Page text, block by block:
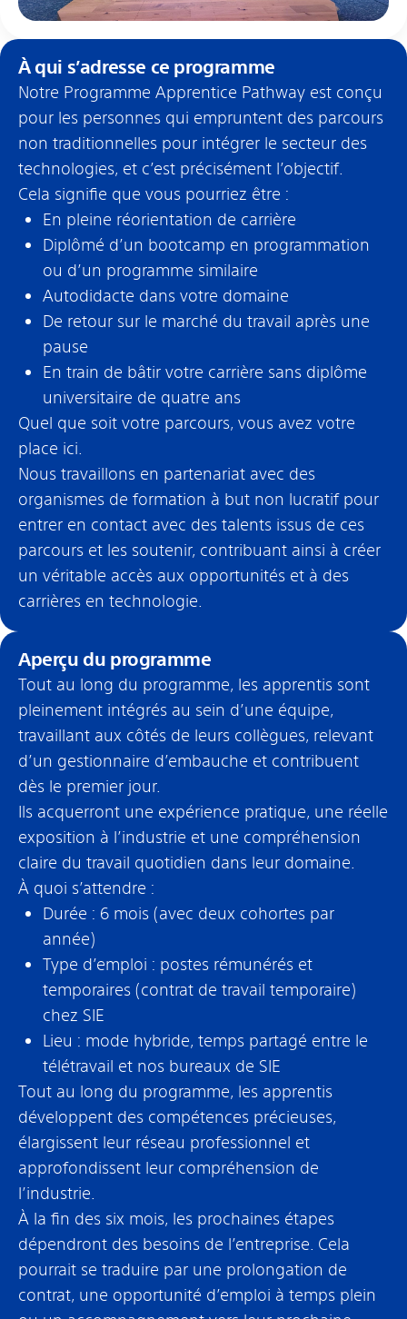
À qui s’adresse ce programme
Notre Programme Apprentice Pathway est conçu
pour les personnes qui empruntent des parcours
non traditionnelles pour intégrer le secteur des
technologies, et c’est précisément l’objectif.
Cela signifie que vous pourriez être :
En pleine réorientation de carrière
Diplômé d’un bootcamp en programmation
ou d’un programme similaire
Autodidacte dans votre domaine
De retour sur le marché du travail après une
pause
En train de bâtir votre carrière sans diplôme
universitaire de quatre ans
Quel que soit votre parcours, vous avez votre
place ici.
Nous travaillons en partenariat avec des
organismes de formation à but non lucratif pour
entrer en contact avec des talents issus de ces
parcours et les soutenir, contribuant ainsi à créer
un véritable accès aux opportunités et à des
carrières en technologie.
Aperçu du programme
Tout au long du programme, les apprentis sont
pleinement intégrés au sein d’une équipe,
travaillant aux côtés de leurs collègues, relevant
d’un gestionnaire d’embauche et contribuent
dès le premier jour.
Ils acquerront une expérience pratique, une réelle
exposition à l’industrie et une compréhension
claire du travail quotidien dans leur domaine.
À quoi s’attendre :
Durée : 6 mois (avec deux cohortes par
année)
Type d’emploi : postes rémunérés et
temporaires (contrat de travail temporaire)
chez SIE
Lieu : mode hybride, temps partagé entre le
télétravail et nos bureaux de SIE
Tout au long du programme, les apprentis
développent des compétences précieuses,
élargissent leur réseau professionnel et
approfondissent leur compréhension de
l’industrie.
À la fin des six mois, les prochaines étapes
dépendront des besoins de l’entreprise. Cela
pourrait se traduire par une prolongation de
contrat, une opportunité d’emploi à temps plein